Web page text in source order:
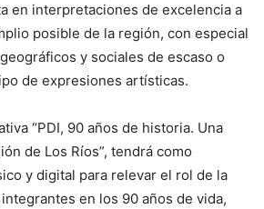
en interpretaciones de excelencia a
posible de la región, con especial
y sociales de escaso o
de expresiones artísticas.
“PDI, 90 años de historia. Una
de Los Ríos”, tendrá como
y digital para relevar el rol de la
en los 90 años de vida,